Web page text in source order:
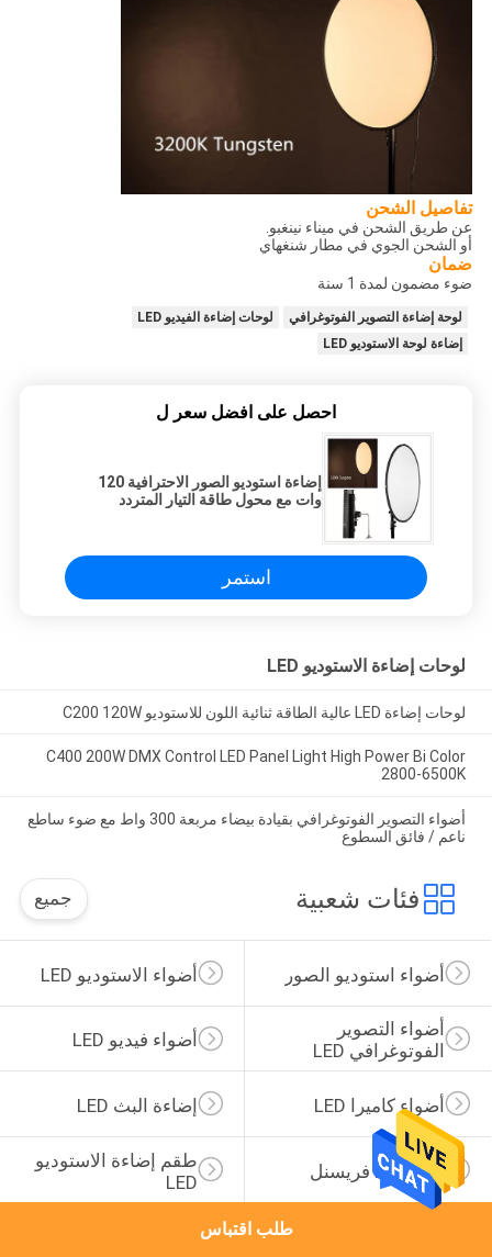
تفاصيل الشحن
عن طريق الشحن في ميناء نينغبو.
أو الشحن الجوي في مطار شنغهاي
ضمان
ضوء مضمون لمدة 1 سنة
لوحة إضاءة التصوير الفوتوغرافي
لوحات إضاءة الفيديو LED
إضاءة لوحة الاستوديو LED
احصل على افضل سعر ل
إضاءة استوديو الصور الاحترافية 120
وات مع محول طاقة التيار المتردد
استمر
لوحات إضاءة الاستوديو LED
لوحات إضاءة LED عالية الطاقة ثنائية اللون للاستوديو C200 120W
C400 200W DMX Control LED Panel Light High Power Bi Color
2800-6500K
أضواء التصوير الفوتوغرافي بقيادة بيضاء مربعة 300 واط مع ضوء ساطع
ناعم / فائق السطوع
فئات شعبية جميع
أضواء الاستوديو LED أضواء استوديو الصور
أضواء فيديو LED
أضواء التصوير
الفوتوغرافي LED
إضاءة البث LED أضواء كاميرا LED
طقم إضاءة الاستوديو
LED
ضوء LED فريسنل
طلب اقتباس